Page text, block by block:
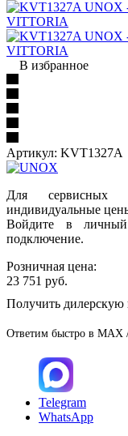
В избранное
Артикул: KVT1327A
Для сервисных
индивидуальные
Войдите в
подключение.
Розничная цена:
23 751 руб.
Получить дилерскую
Ответим быстро в MAX
Telegram
WhatsApp